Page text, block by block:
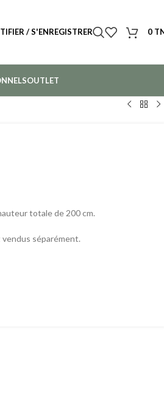
/ S'ENREGISTRER 0
OUTLET
totale de 200 cm.
séparément.